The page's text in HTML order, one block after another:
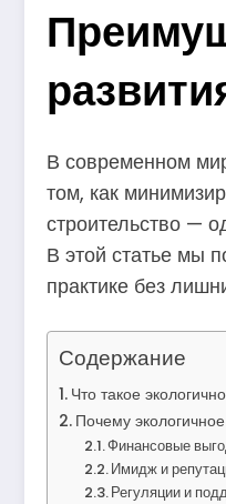
В современном
том, как
строительство —
В этой статье мы
практике без
Содержание
Что такое
Почему
Финансовые
Имидж и
Регуляции и